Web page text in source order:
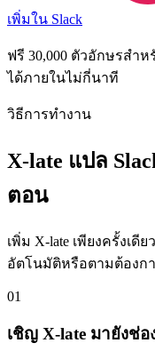
เพิ่มใน Slack
ฟรี 30,000 ตัวอักษรสำ
ได้ภายในไม่กี่นาที
วิธีการทำงาน
X-late แปล
ตอน
เพิ่ม X-late เพียงครั้งเ
อัตโนมัติหรือตามต้อง
01
เชิญ X-late มายังช่